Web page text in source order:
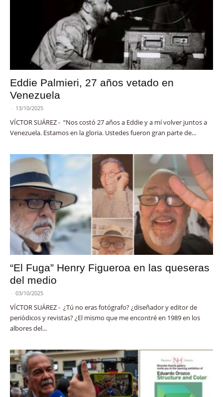
Eddie Palmieri, 27 años vetado en
Venezuela
- 13/10/2025
VÍCTOR SUÁREZ - “Nos costó 27 años a Eddie y a mí volver juntos a
Venezuela. Estamos en la gloria. Ustedes fueron gran parte de...
“El Fuga” Henry Figueroa en las queseras
del medio
- 03/10/2025
VÍCTOR SUÁREZ - ¿Tú no eras fotógrafo? ¿diseñador y editor de
periódicos y revistas? ¿El mismo que me encontré en 1989 en los
albores del...